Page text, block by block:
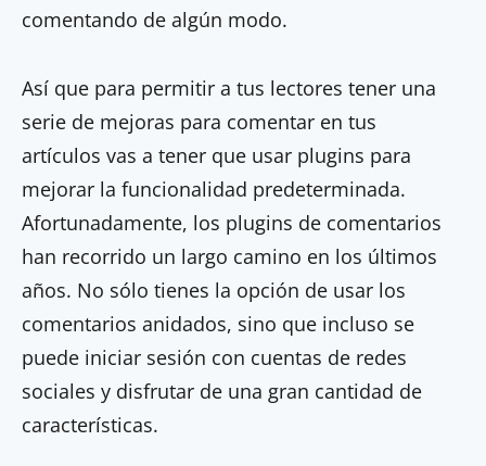
comentando de algún modo.
Así que para permitir a tus lectores tener una
serie de mejoras para comentar en tus
artículos vas a tener que usar plugins para
mejorar la funcionalidad predeterminada.
Afortunadamente, los plugins de comentarios
han recorrido un largo camino en los últimos
años. No sólo tienes la opción de usar los
comentarios anidados, sino que incluso se
puede iniciar sesión con cuentas de redes
sociales y disfrutar de una gran cantidad de
características.